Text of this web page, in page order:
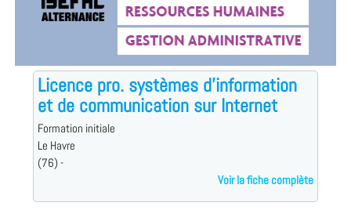
Licence pro. systèmes d'information
et de communication sur Internet
Formation initiale
Le Havre
(76) -
Voir la fiche complète